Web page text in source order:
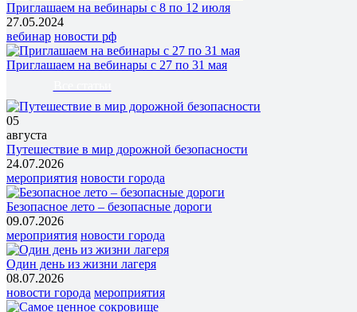
Приглашаем на вебинары с 8 по 12 июля
27.05.2024
вебинар новости рф
Приглашаем на вебинары с 27 по 31 мая
05
августа
Путешествие в мир дорожной безопасности
24.07.2026
мероприятия новости города
Безопасное лето – безопасные дороги
09.07.2026
мероприятия новости города
Один день из жизни лагеря
08.07.2026
новости города мероприятия